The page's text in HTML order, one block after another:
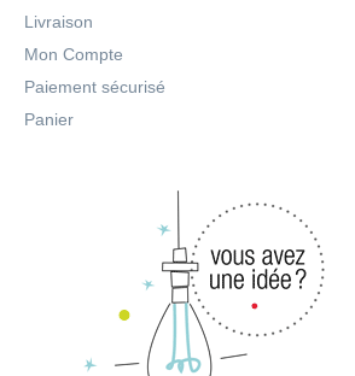
Livraison
Mon Compte
Paiement sécurisé
Panier